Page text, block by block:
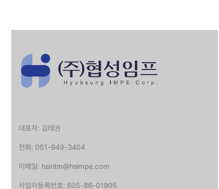
대표자: 김태권
전화: 051-949-3404
이메일: hsintm@hsimpe.com
사업자등록번호: 605-86-01905